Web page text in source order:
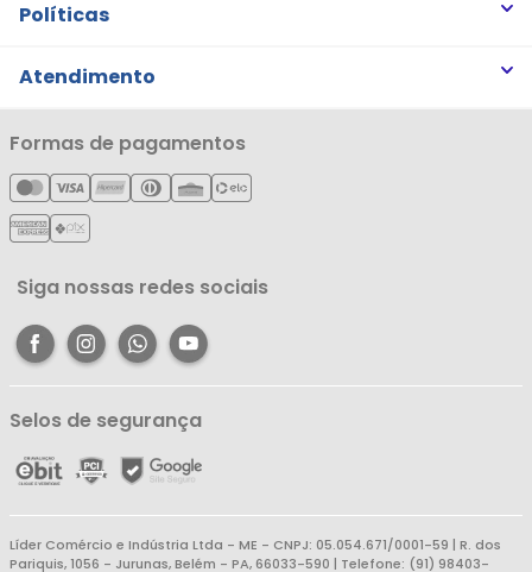
Quem somos
Notícias
Cartão Líderzan
Políticas
Trocas e Devoluções
Política de Privacidade
Política de Entrega
Política de Reembolso
Atendimento
Minha Conta
Meus Pedidos
Meus Favoritos
Central de Atendimento
Formas de pagamentos
Siga nossas redes sociais
Selos de segurança
Líder Comércio e Indústria Ltda - ME - CNPJ: 05.054.671/0001-59 | R. dos
Pariquis, 1056 - Jurunas, Belém - PA, 66033-590 | Telefone: (91) 98403-